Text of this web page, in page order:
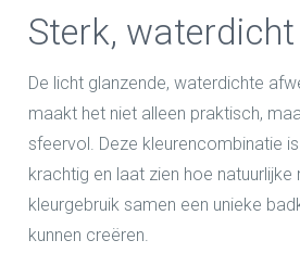
Sterk,
De licht glanzende, waterdichte
maakt het niet alleen praktisch,
sfeervol. Deze kleurencombinatie
krachtig en laat zien hoe natuurlijke
kleurgebruik samen een unieke
kunnen creëren.